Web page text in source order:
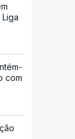
com